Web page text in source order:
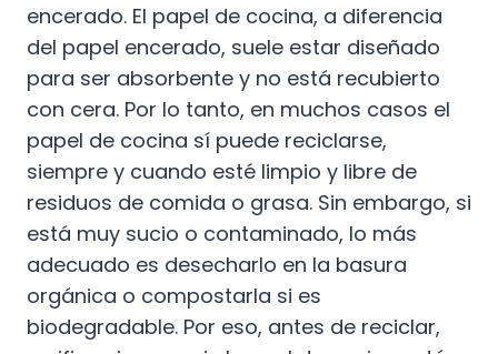
encerado. El papel de cocina, a diferencia
del papel encerado, suele estar diseñado
para ser absorbente y no está recubierto
con cera. Por lo tanto, en muchos casos el
papel de cocina sí puede reciclarse,
siempre y cuando esté limpio y libre de
residuos de comida o grasa. Sin embargo, si
está muy sucio o contaminado, lo más
adecuado es desecharlo en la basura
orgánica o compostarla si es
biodegradable. Por eso, antes de reciclar,